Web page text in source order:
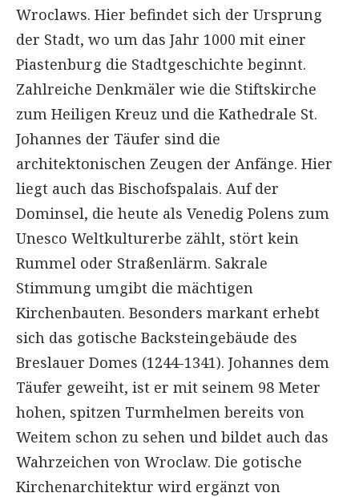
Wroclaws. Hier befindet sich der Ursprung
der Stadt, wo um das Jahr 1000 mit einer
Piastenburg die Stadtgeschichte beginnt.
Zahlreiche Denkmäler wie die Stiftskirche
zum Heiligen Kreuz und die Kathedrale St.
Johannes der Täufer sind die
architektonischen Zeugen der Anfänge. Hier
liegt auch das Bischofspalais. Auf der
Dominsel, die heute als Venedig Polens zum
Unesco Weltkulturerbe zählt, stört kein
Rummel oder Straßenlärm. Sakrale
Stimmung umgibt die mächtigen
Kirchenbauten. Besonders markant erhebt
sich das gotische Backsteingebäude des
Breslauer Domes (1244-1341). Johannes dem
Täufer geweiht, ist er mit seinem 98 Meter
hohen, spitzen Turmhelmen bereits von
Weitem schon zu sehen und bildet auch das
Wahrzeichen von Wroclaw. Die gotische
Kirchenarchitektur wird ergänzt von